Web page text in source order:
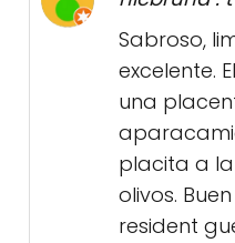
Sabroso,
excelente.
una
placita a
olivos.
resident